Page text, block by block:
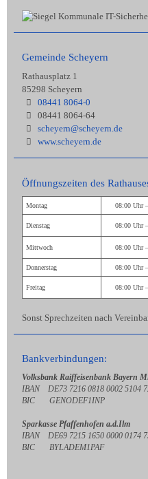
Gemeinde Scheyern
Rathausplatz 1
85298 Scheyern
08441 8064-0
08441 8064-64
scheyern@scheyern.de
www.scheyern.de
Öffnungszeiten des
Montag 08:00 Uhr
Dienstag 08:00 Uhr
Mittwoch 08:00 Uhr
Donnerstag 08:00 Uhr
Freitag 08:00 Uhr
Sonst Sprechzeiten nach
Bankverbindungen:
Volksbank Raiffeisenbank Bayern
IBAN DE73 7216 0818 0002 5104
BIC GENODEF1INP
Sparkasse Pfaffenhofen a.d.Ilm
IBAN DE69 7215 1650 0000 0174
BIC BYLADEM1PAF